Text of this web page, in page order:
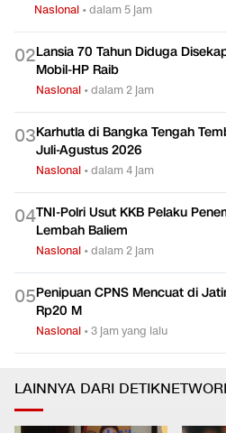
Nasional •dalam 5 jam
02Lansia 70 Tahun Diduga
Mobil-HP Raib
Nasional •dalam 2 jam
03Karhutla di Bangka Tengah
Juli-Agustus 2026
Nasional •dalam 4 jam
04TNI-Polri Usut KKB Pelaku
Lembah Baliem
Nasional •dalam 2 jam
05Penipuan CPNS Mencuat di
Rp20 M
Nasional •3 jam yang lalu
LAINNYA DARI